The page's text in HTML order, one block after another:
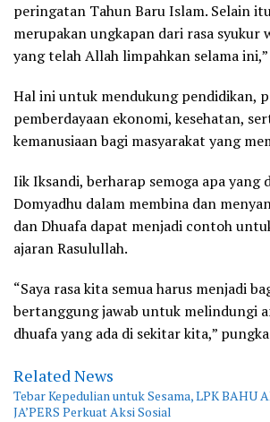
peringatan Tahun Baru Islam. Selain
merupakan ungkapan dari rasa syukur
yang telah Allah limpahkan selama
Hal ini untuk mendukung pendidikan,
pemberdayaan ekonomi, kesehatan,
kemanusiaan bagi masyarakat yang
Iik Iksandi, berharap semoga apa yang
Domyadhu dalam membina dan
dan Dhuafa dapat menjadi contoh
ajaran Rasulullah.
“Saya rasa kita semua harus menjadi
bertanggung jawab untuk melindungi
dhuafa yang ada di sekitar kita,”
Related News
Tebar Kepedulian untuk Sesama, LPK BAHU
JA’PERS Perkuat Aksi Sosial